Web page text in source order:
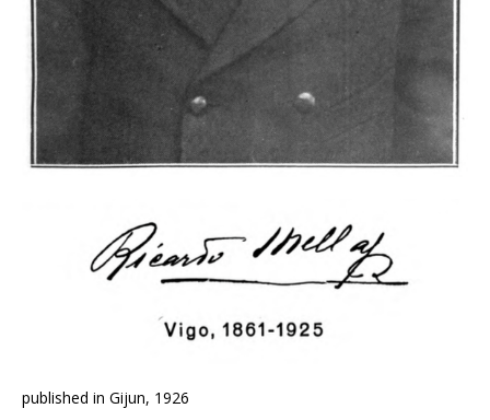
published in Gijun, 1926